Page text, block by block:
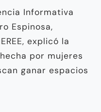
Informativa
Espinosa,
explicó la
por mujeres
ganar espacios